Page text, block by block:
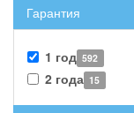
Гарантия
1 год 592
2 года 15